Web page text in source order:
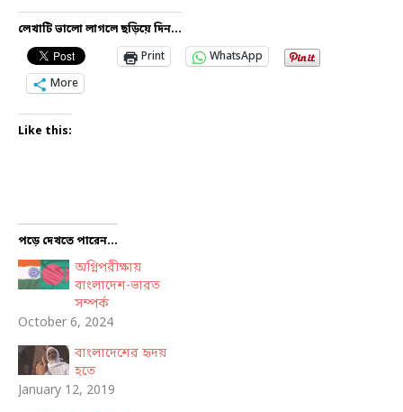
লেখাটি ভালো লাগলে ছড়িয়ে দিন...
Print
WhatsApp
More
Like this:
পড়ে দেখতে পারেন...
অগ্নিপরীক্ষায়
বাংলাদেশ-ভারত
সম্পর্ক
October 6, 2024
বাংলাদেশের হৃদয়
হতে
January 12, 2019